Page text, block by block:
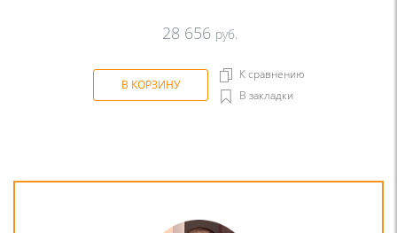
28 656 руб.
В КОРЗИНУ
К сравнению
В закладки